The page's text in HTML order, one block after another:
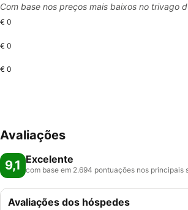
Com base nos preços mais baixos no trivago
€ 0
€ 0
€ 0
Avaliações
9,1 Excelente
com base em 2.694 pontuações nos principais
Avaliações dos hóspedes